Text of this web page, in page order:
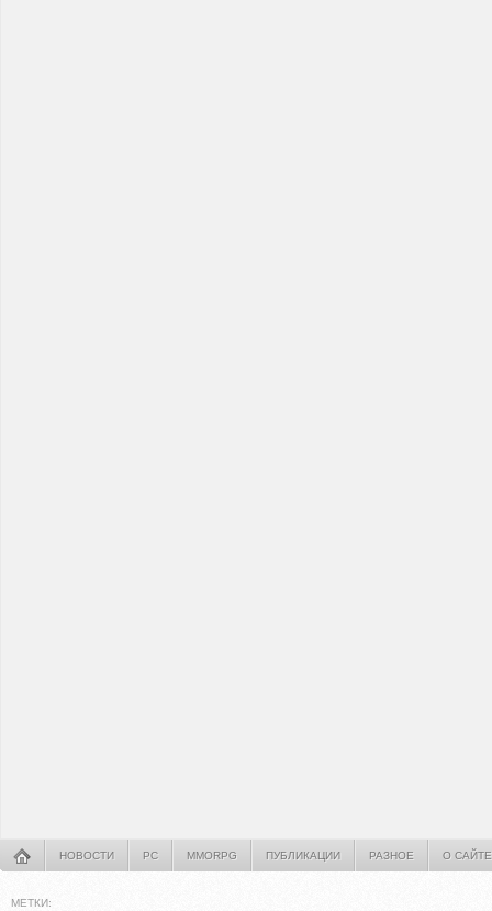
НОВОСТИ PC MMORPG ПУБЛИКАЦИИ РАЗНОЕ О САЙТЕ
МЕТКИ: